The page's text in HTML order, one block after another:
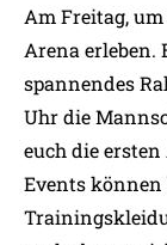
Am Freitag,
Arena erleben.
spannendes
Uhr die
euch die
Events